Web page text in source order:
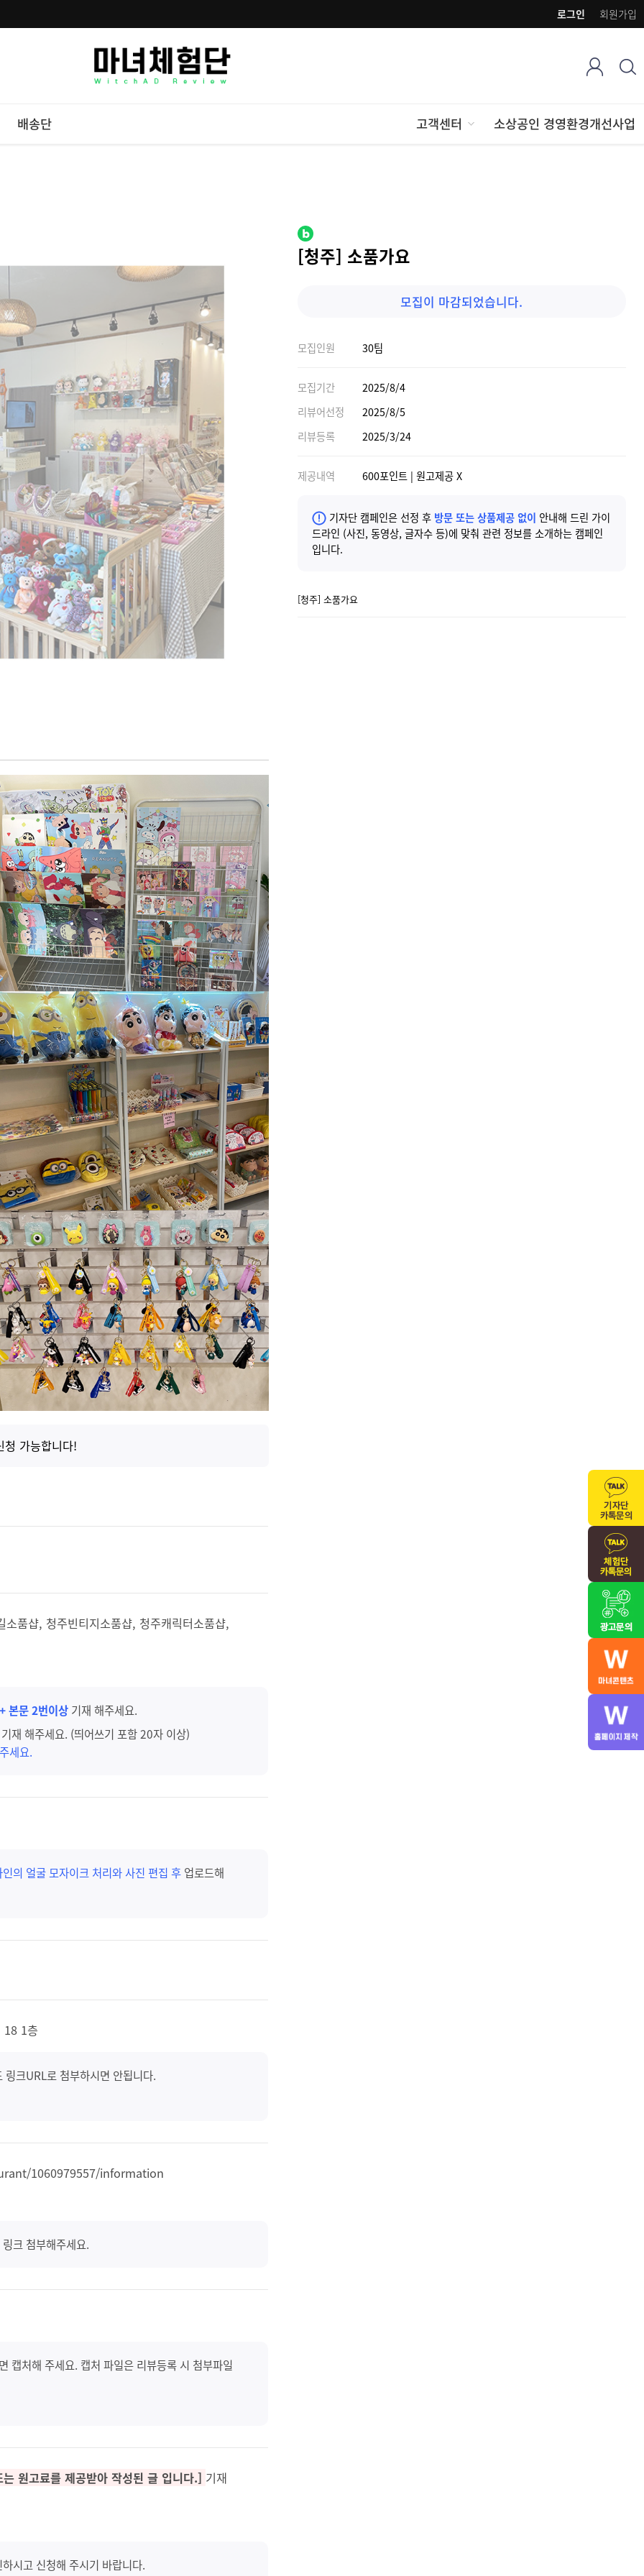
회원가입
로그인
배송단 고객센터 소상공인 경영환경개선사업
[청주] 소품가요
모집이 마감되었습니다.
모집인원 30팀
모집기간
2025/8/4
리뷰어선정
2025/8/5
리뷰등록
2025/3/24
제공내역 600포인트 | 원고제공 X
기자단 캠페인은 선정 후 방문 또는 상품제공 없이 안내해 드린 가이
드라인 (사진, 동영상, 글자수 등)에 맞춰 관련 정보를 소개하는 캠페인
입니다.
[청주] 소품가요
청 가능합니다!
품샵, 청주빈티지소품샵, 청주캐릭터소품샵,
본문 2번이상 기재 해주세요.
재 해주세요. (띄어쓰기 포함 20자 이상)
세요.
인의 얼굴 모자이크 처리와 사진 편집 후 업로드해
18 1층
크URL로 첨부하시면 안됩니다.
1060979557/information
크 첨부해주세요.
캡처해 주세요. 캡처 파일은 리뷰등록 시 첨부파일
원고료를 제공받아 작성된 글 입니다.] 기재
시고 신청해 주시기 바랍니다.